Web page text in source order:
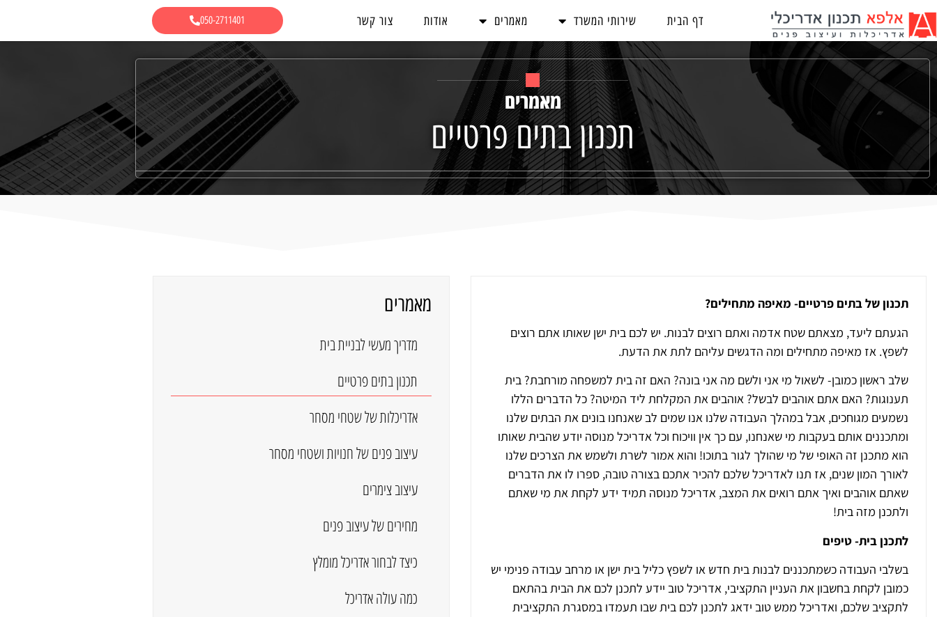
דף הבית שירותי המשרד מאמרים אודות צור קשר 050-2711401
מאמרים
תכנון בתים פרטיים
תכנון של בתים פרטיים- מאיפה מתחילים?
הגעתם ליעד, מצאתם שטח אדמה ואתם רוצים לבנות. יש לכם בית ישן שאותו אתם רוצים
לשפץ. אז מאיפה מתחילים ומה הדגשים עליהם לתת את הדעת.
שלב ראשון כמובן- לשאול מי אני ולשם מה אני בונה? האם זה בית למשפחה מורחבת? בית
תענוגות? האם אתם אוהבים לבשל? אוהבים את המקלחת ליד המיטה? כל הדברים הללו
נשמעים מגוחכים, אבל במהלך העבודה שלנו אנו שמים לב שאנחנו בונים את הבתים שלנו
ומתכננים אותם בעקבות מי שאנחנו, עם כך אין וויכוח וכל אדריכל מנוסה יודע שהבית שאותו
הוא מתכנן זה האופי של מי שהולך לגור בתוכו! והוא אמור לשרת ולשמש את הצרכים שלנו
לאורך המון שנים, אז תנו לאדריכל שלכם להכיר אתכם בצורה טובה, ספרו לו את הדברים
שאתם אוהבים ואיך אתם רואים את המצב, אדריכל מנוסה תמיד ידע לקחת את מי שאתם
ולתכנן מזה בית!
לתכנן בית- טיפים
בשלבי העבודה כשמתכננים לבנות בית חדש או לשפץ כליל בית ישן או מרחב עבודה פנימי יש
כמובן לקחת בחשבון את העניין התקציבי, אדריכל טוב יידע לתכנן לכם את הבית בהתאם
לתקציב שלכם, ואדריכל ממש טוב ידאג לתכנן לכם בית שבו תעמדו במסגרת התקציבית
מאמרים
מדריך מעשי לבניית בית
תכנון בתים פרטיים
אדריכלות של שטחי מסחר
עיצוב פנים של חנויות ושטחי מסחר
עיצוב צימרים
מחירים של עיצוב פנים
כיצד לבחור אדריכל מומלץ
כמה עולה אדריכל